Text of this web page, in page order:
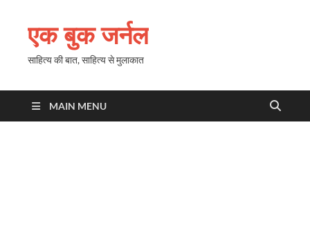
एक बुक जर्नल
साहित्य की बात, साहित्य से मुलाकात
MAIN MENU